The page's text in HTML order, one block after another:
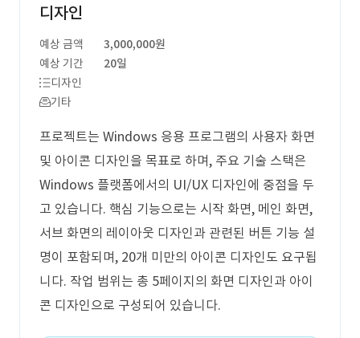
디자인
예상 금액
3,000,000원
예상 기간
20일
디자인
기타
프로젝트는 Windows 응용 프로그램의 사용자 화면
및 아이콘 디자인을 목표로 하며, 주요 기술 스택은
Windows 플랫폼에서의 UI/UX 디자인에 중점을 두
고 있습니다. 핵심 기능으로는 시작 화면, 메인 화면,
서브 화면의 레이아웃 디자인과 관련된 버튼 기능 설
명이 포함되며, 20개 미만의 아이콘 디자인도 요구됩
니다. 작업 범위는 총 5페이지의 화면 디자인과 아이
콘 디자인으로 구성되어 있습니다.